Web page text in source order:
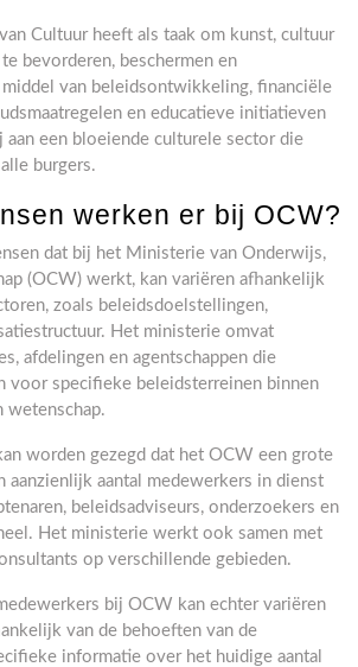
Cultuur heeft als taak om kunst, cultuur
bevorderen, beschermen en
van beleidsontwikkeling, financiële
en educatieve initiatieven
aan een bloeiende culturele sector die
burgers.
werken er bij OCW?
dat bij het Ministerie van Onderwijs,
(OCW) werkt, kan variëren afhankelijk
zoals beleidsdoelstellingen,
Het ministerie omvat
afdelingen en agentschappen die
voor specifieke beleidsterreinen binnen
wetenschap.
worden gezegd dat het OCW een grote
aanzienlijk aantal medewerkers in dienst
beleidsadviseurs, onderzoekers en
Het ministerie werkt ook samen met
op verschillende gebieden.
bij OCW kan echter variëren
van de behoeften van de
informatie over het huidige aantal